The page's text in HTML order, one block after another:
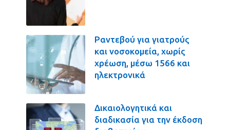
Ραντεβού για γιατρούς
και νοσοκομεία, χωρίς
χρέωση, μέσω 1566 και
ηλεκτρονικά
Δικαιολογητικά και
διαδικασία για την έκδοση